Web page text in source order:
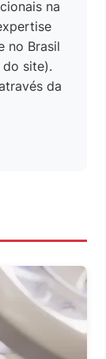
na
no Brasil
site).
da